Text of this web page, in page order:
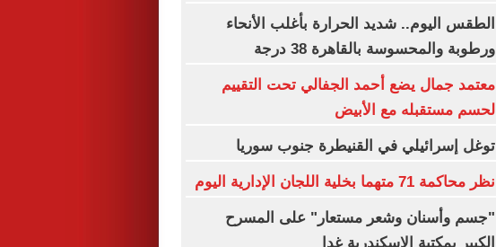
الطقس اليوم.. شديد الحرارة بأغلب الأنحاء
ورطوبة والمحسوسة بالقاهرة 38 درجة
معتمد جمال يضع أحمد الجفالي تحت التقييم
لحسم مستقبله مع الأبيض
توغل إسرائيلي في القنيطرة جنوب سوريا
نظر محاكمة 71 متهما بخلية اللجان الإدارية اليوم
"جسم وأسنان وشعر مستعار" على المسرح
الكبير بمكتبة الإسكندرية غدا